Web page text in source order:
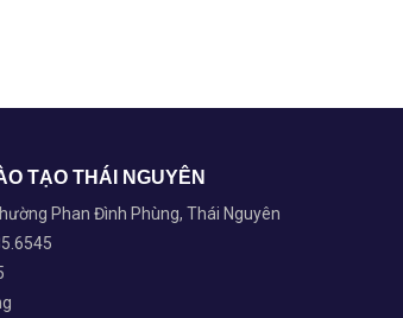
TẠO THÁI NGUYÊN
Phan Đình Phùng, Thái Nguyên